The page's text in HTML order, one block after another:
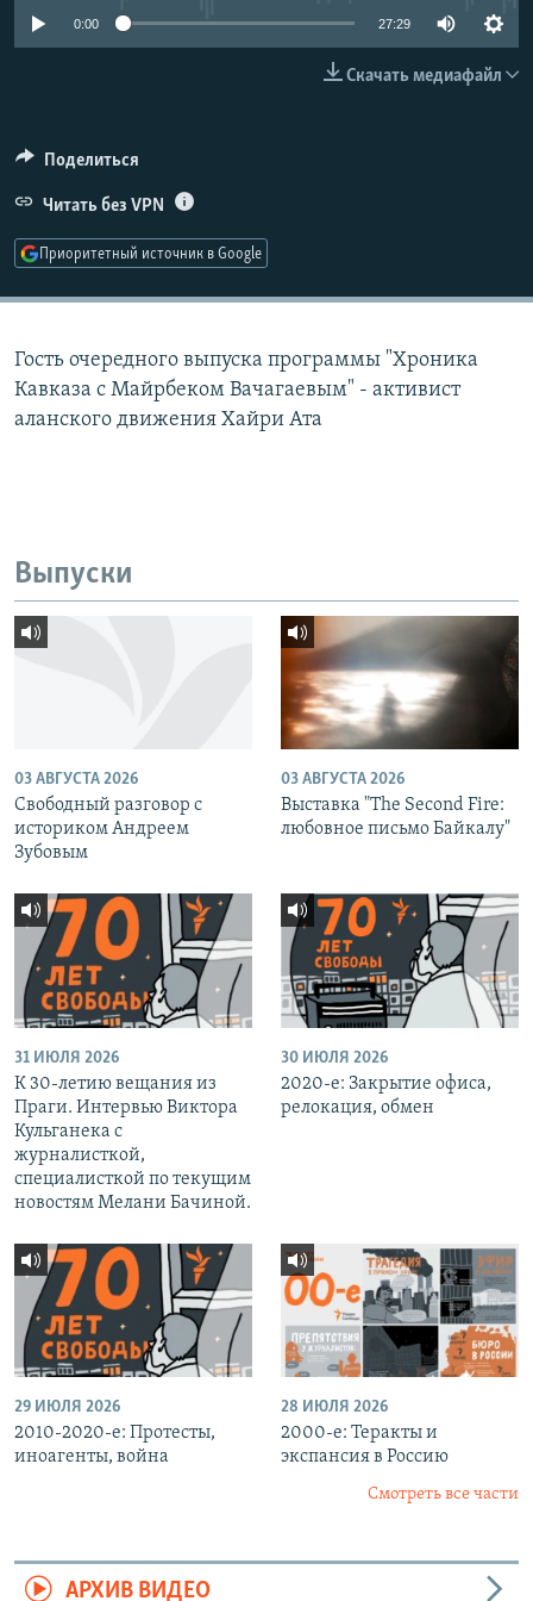
РАСПИСАНИЕ ВЕЩАНИЯ
0:00 27:29
Скачать медиафайл
Поделиться
Читать без VPN
Приоритетный источник в Google
Гость очередного выпуска программы "Хроника
Кавказа с Майрбеком Вачагаевым" - активист
аланского движения Хайри Ата
Выпуски
03 АВГУСТА 2026
Свободный разговор с
историком Андреем
Зубовым
03 АВГУСТА 2026
Выставка "The Second Fire:
любовное письмо Байкалу"
31 ИЮЛЯ 2026
К 30-летию вещания из
Праги. Интервью Виктора
Кульганека с
журналисткой,
специалисткой по текущим
новостям Мелани Бачиной.
30 ИЮЛЯ 2026
2020-е: Закрытие офиса,
релокация, обмен
29 ИЮЛЯ 2026
2010-2020-е: Протесты,
иноагенты, война
28 ИЮЛЯ 2026
2000-е: Теракты и
экспансия в Россию
Смотреть все части
АРХИВ ВИДЕО